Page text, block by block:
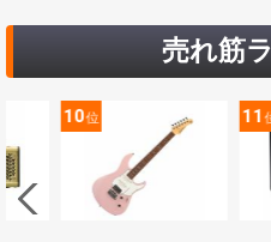
売れ筋
10位 11